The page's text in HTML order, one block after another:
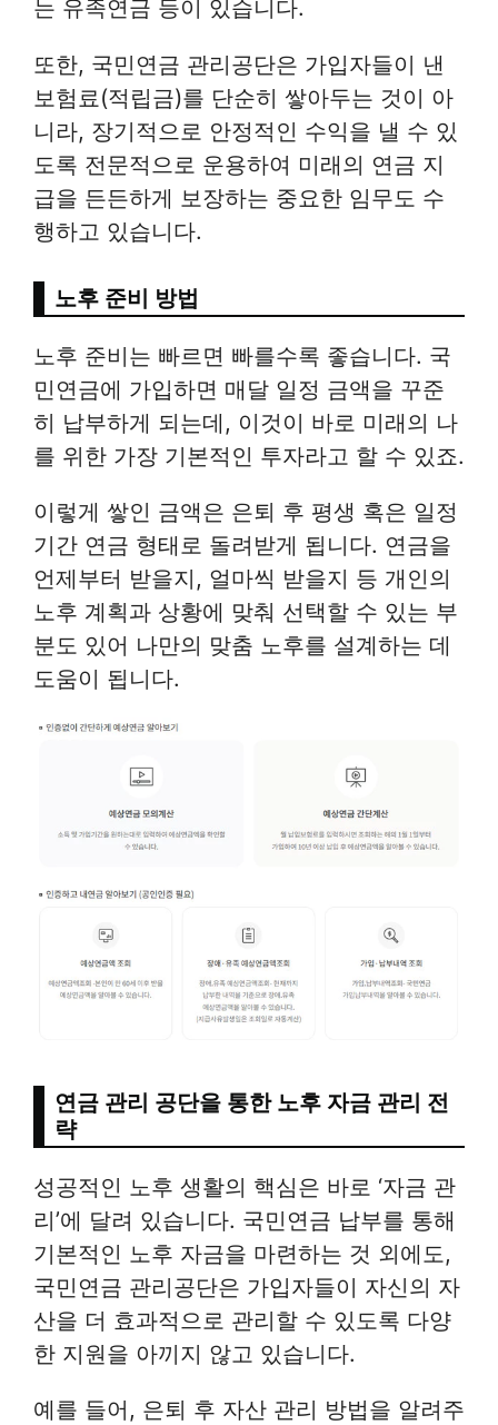
는 유족연금 등이 있습니다.
또한, 국민연금 관리공단은 가입자들이 낸
보험료(적립금)를 단순히 쌓아두는 것이 아
니라, 장기적으로 안정적인 수익을 낼 수 있
도록 전문적으로 운용하여 미래의 연금 지
급을 든든하게 보장하는 중요한 임무도 수
행하고 있습니다.
노후 준비 방법
노후 준비는 빠르면 빠를수록 좋습니다. 국
민연금에 가입하면 매달 일정 금액을 꾸준
히 납부하게 되는데, 이것이 바로 미래의 나
를 위한 가장 기본적인 투자라고 할 수 있죠.
이렇게 쌓인 금액은 은퇴 후 평생 혹은 일정
기간 연금 형태로 돌려받게 됩니다. 연금을
언제부터 받을지, 얼마씩 받을지 등 개인의
노후 계획과 상황에 맞춰 선택할 수 있는 부
분도 있어 나만의 맞춤 노후를 설계하는 데
도움이 됩니다.
연금 관리 공단을 통한 노후 자금 관리 전
략
성공적인 노후 생활의 핵심은 바로 ‘자금 관
리’에 달려 있습니다. 국민연금 납부를 통해
기본적인 노후 자금을 마련하는 것 외에도,
국민연금 관리공단은 가입자들이 자신의 자
산을 더 효과적으로 관리할 수 있도록 다양
한 지원을 아끼지 않고 있습니다.
예를 들어, 은퇴 후 자산 관리 방법을 알려주